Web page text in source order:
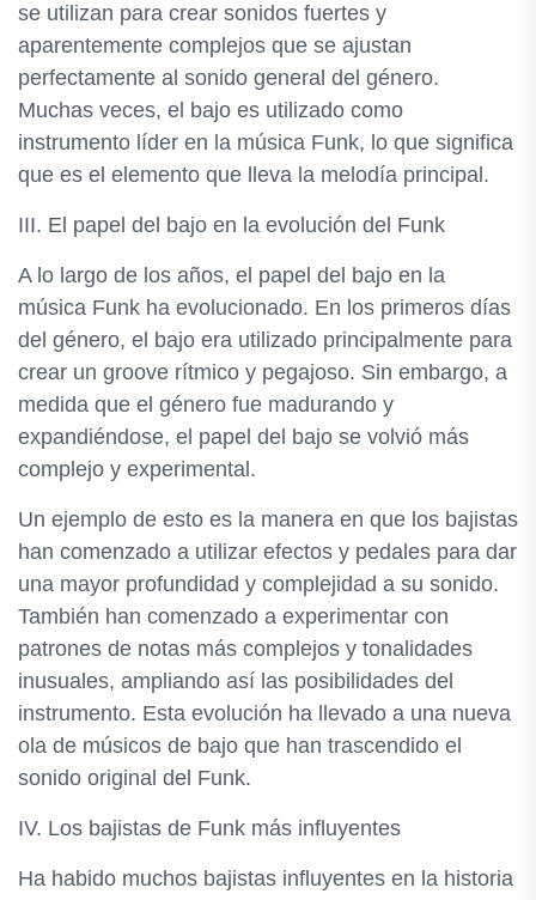
se utilizan para crear sonidos fuertes y
aparentemente complejos que se ajustan
perfectamente al sonido general del género.
Muchas veces, el bajo es utilizado como
instrumento líder en la música Funk, lo que significa
que es el elemento que lleva la melodía principal.
III. El papel del bajo en la evolución del Funk
A lo largo de los años, el papel del bajo en la
música Funk ha evolucionado. En los primeros días
del género, el bajo era utilizado principalmente para
crear un groove rítmico y pegajoso. Sin embargo, a
medida que el género fue madurando y
expandiéndose, el papel del bajo se volvió más
complejo y experimental.
Un ejemplo de esto es la manera en que los bajistas
han comenzado a utilizar efectos y pedales para dar
una mayor profundidad y complejidad a su sonido.
También han comenzado a experimentar con
patrones de notas más complejos y tonalidades
inusuales, ampliando así las posibilidades del
instrumento. Esta evolución ha llevado a una nueva
ola de músicos de bajo que han trascendido el
sonido original del Funk.
IV. Los bajistas de Funk más influyentes
Ha habido muchos bajistas influyentes en la historia